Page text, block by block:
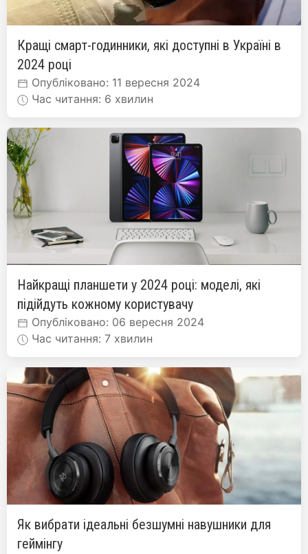
Кращі смарт-годинники, які доступні в Україні в
2024 році
Опубліковано: 11 вересня 2024
Час читання: 6 хвилин
Найкращі планшети у 2024 році: моделі, які
підійдуть кожному користувачу
Опубліковано: 06 вересня 2024
Час читання: 7 хвилин
Як вибрати ідеальні безшумні навушники для
геймінгу